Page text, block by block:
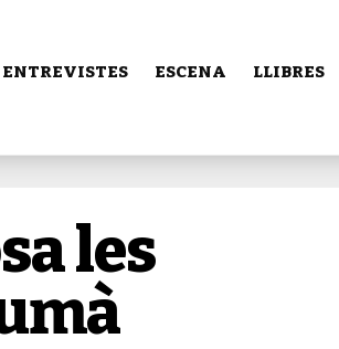
ENTREVISTES ESCENA LLIBRES
les